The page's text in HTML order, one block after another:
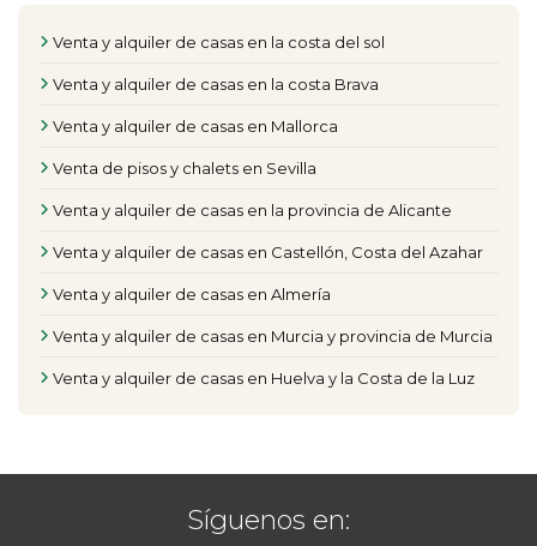
Venta y alquiler de casas en la costa del sol
Venta y alquiler de casas en la costa Brava
Venta y alquiler de casas en Mallorca
Venta de pisos y chalets en Sevilla
Venta y alquiler de casas en la provincia de Alicante
Venta y alquiler de casas en Castellón, Costa del Azahar
Venta y alquiler de casas en Almería
Venta y alquiler de casas en Murcia y provincia de Murcia
Venta y alquiler de casas en Huelva y la Costa de la Luz
Síguenos en: